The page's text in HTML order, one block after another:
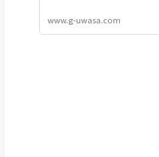
www.g-uwasa.com